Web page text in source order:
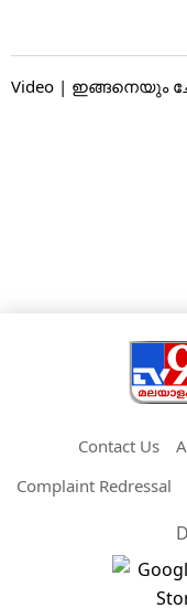
Video | ഇങ്ങനെയും
Contact Us
Complaint Redressal